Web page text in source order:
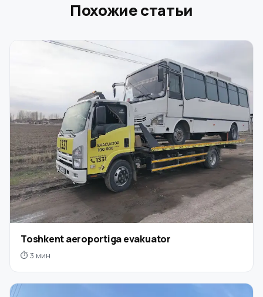
Похожие статьи
Toshkent aeroportiga evakuator
⏱ 3 мин